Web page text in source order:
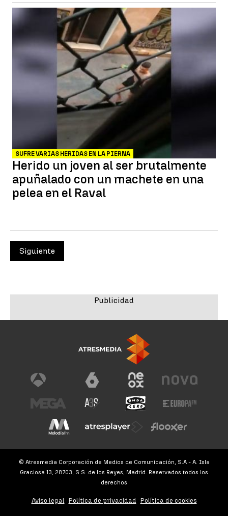
SUFRE VARIAS HERIDAS EN LA PIERNA
Herido un joven al ser brutalmente
apuñalado con un machete en una
pelea en el Raval
Siguiente
© Atresmedia Corporación de Medios de Comunicación, S.A - A. Isla
Graciosa 13, 28703, S.S. de los Reyes, Madrid. Reservados todos los
derechos
Aviso legal Política de privacidad Política de cookies